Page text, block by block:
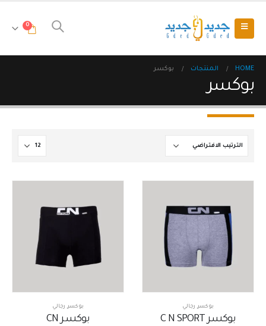
0
HOME المنتجات بوكسر
بوكسر
بوكسر, رجالي
بوكسر C N SPORT
بوكسر, رجالي
بوكسر CN